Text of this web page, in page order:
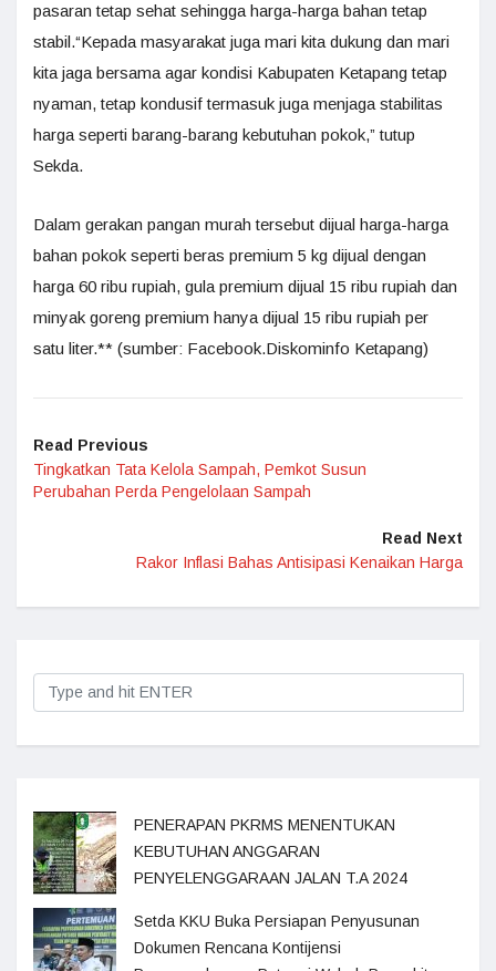
pasaran tetap sehat sehingga harga-harga bahan tetap
stabil.“Kepada masyarakat juga mari kita dukung dan mari
kita jaga bersama agar kondisi Kabupaten Ketapang tetap
nyaman, tetap kondusif termasuk juga menjaga stabilitas
harga seperti barang-barang kebutuhan pokok,” tutup
Sekda.
Dalam gerakan pangan murah tersebut dijual harga-harga
bahan pokok seperti beras premium 5 kg dijual dengan
harga 60 ribu rupiah, gula premium dijual 15 ribu rupiah dan
minyak goreng premium hanya dijual 15 ribu rupiah per
satu liter.** (sumber: Facebook.Diskominfo Ketapang)
Read Previous
Tingkatkan Tata Kelola Sampah, Pemkot Susun
Perubahan Perda Pengelolaan Sampah
Read Next
Rakor Inflasi Bahas Antisipasi Kenaikan Harga
PENERAPAN PKRMS MENENTUKAN
KEBUTUHAN ANGGARAN
PENYELENGGARAAN JALAN T.A 2024
Setda KKU Buka Persiapan Penyusunan
Dokumen Rencana Kontijensi